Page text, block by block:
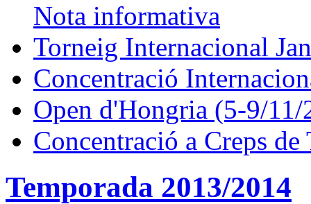
Nota informativa
Torneig Internacional
Concentració
Open d'Hongria (5-9/11/
Concentració a Creps
Temporada 2013/2014